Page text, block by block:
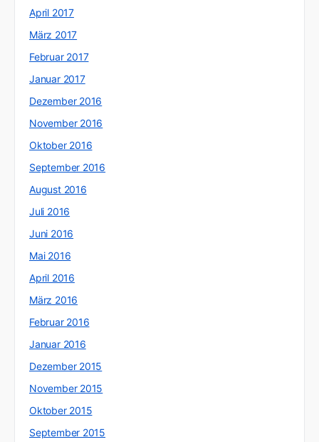
April 2017
März 2017
Februar 2017
Januar 2017
Dezember 2016
November 2016
Oktober 2016
September 2016
August 2016
Juli 2016
Juni 2016
Mai 2016
April 2016
März 2016
Februar 2016
Januar 2016
Dezember 2015
November 2015
Oktober 2015
September 2015